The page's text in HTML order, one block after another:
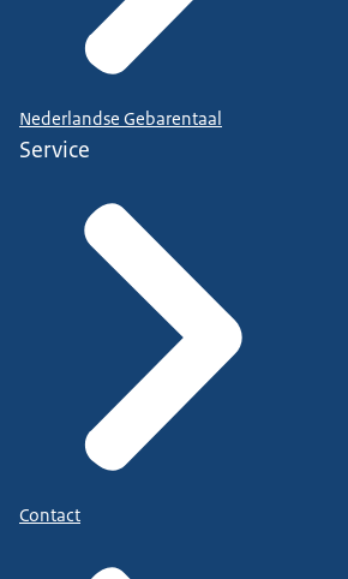
Nederlandse Gebarentaal
Service
Contact